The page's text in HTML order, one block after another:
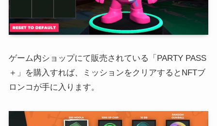
ゲーム内ショップにて販売されている「PARTY PASS
＋」を購入すれば、ミッションをクリアするとNFTブ
ロンコが手に入ります。